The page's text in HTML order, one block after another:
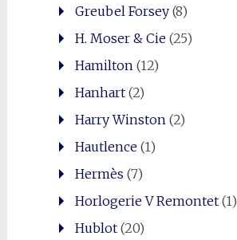
Greubel Forsey(8)
H. Moser & Cie(25)
Hamilton(12)
Hanhart(2)
Harry Winston(2)
Hautlence(1)
Hermès (7)
Horlogerie V Remontet(1)
Hublot(20)